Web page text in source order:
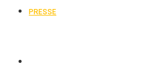
PRESSE